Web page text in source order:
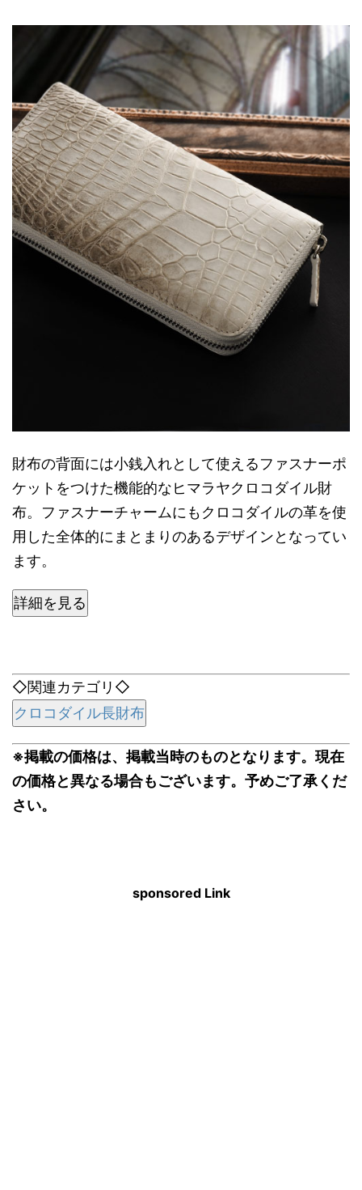
財布の背面には小銭入れとして使えるファスナーポ
ケットをつけた機能的なヒマラヤクロコダイル財
布。ファスナーチャームにもクロコダイルの革を使
用した全体的にまとまりのあるデザインとなってい
ます。
詳細を見る
◇関連カテゴリ◇
クロコダイル長財布
※掲載の価格は、掲載当時のものとなります。現在
の価格と異なる場合もございます。予めご了承くだ
さい。
sponsored Link